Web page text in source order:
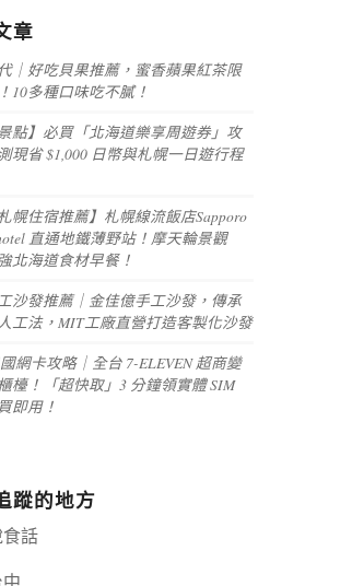
章
｜好吃貝果推薦，蜜香蘋果紅茶限
10多種口味吃不膩！
景點】必買「北海道樂享周遊券」攻
現省 $1,000 日幣與札幌一日遊行程
札幌住宿推薦】札幌線流飯店Sapporo
直通地鐵薄野站！摩天輪景觀
北海道食材早餐！
沙發推薦｜金佳億手工沙發，傳承
工法，MIT工廠直營打造客製化沙發
網卡攻略｜全台 7-ELEVEN 超商變
檯！「超快取」3 分鐘領實體 SIM
即用！
蹤的地方
話